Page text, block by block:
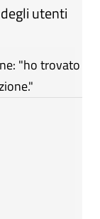
utenti
"ho trovato